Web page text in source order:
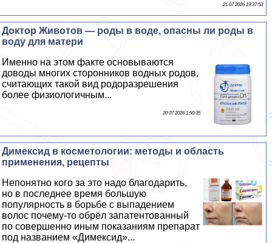
21 07 2026 19:37:53
Доктор Животов — роды в воде, опасны ли роды в
воду для матери
Именно на этом факте основываются
доводы многих сторонников водных родов,
считающих такой вид родоразрешения
более физиологичным...
20 07 2026 1:50:35
Димексид в косметологии: методы и область
применения, рецепты
Непонятно кого за это надо благодарить,
но в последнее время большую
популярность в борьбе с выпадением
волос почему-то обрёл запатентованный
по совершенно иным показаниям препарат
под названием «Димексид»...